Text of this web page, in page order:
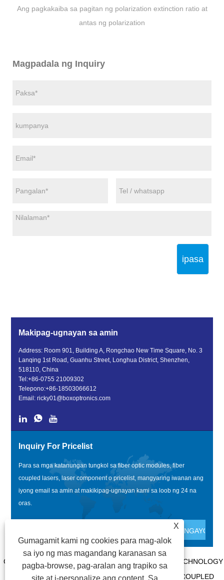
Ang pagkakaiba sa pagitan ng polarization extinction ratio at
antas ng polarization
Magpadala ng Inquiry
ipasa
Makipag-ugnayan sa amin
Address: Room 901, Building A, Rongchao New Time Square, No. 3
Lanqing 1st Road, Guanhu Street, Longhua District, Shenzhen,
518110, China
Tel:+86-0755 21009302
Telepono:+86-18503066612
Email:ricky01@boxoptronics.com
Inquiry For Pricelist
Para sa mga katanungan tungkol sa fiber optic modules, fiber
coupled lasers, laser component o pricelist, mangyaring iwanan ang
iyong email sa amin at makikipag-ugnayan kami sa loob ng 24 na
oras.
COPYRIGHT @ 2020 SHENZHEN BOX OPTRONICS TECHNOLOGY
CO., LTD. - CHINA FIBER OPTIC MODULES, FIBER COUPLED
X
Gumagamit kami ng cookies para mag-alok
sa iyo ng mas magandang karanasan sa
pagba-browse, pag-aralan ang trapiko sa
site at i-personalize ang content. Sa